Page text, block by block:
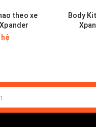
thích hợp với từng
lên xuống xe.
yêu, góp phần thể
theo xe
hệ
Body